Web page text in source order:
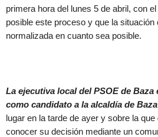
primera hora del lunes 5 de abril, con
posible este proceso y que la situación
normalizada en cuanto sea posible.
La ejecutiva local del PSOE de
como candidato a la alcaldía de Baza
lugar en la tarde de ayer y sobre la
conocer su decisión mediante un